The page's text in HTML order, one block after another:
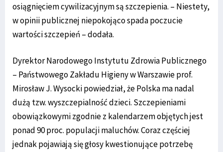
osiągnięciem cywilizacyjnym są szczepienia. – Niestety,
w opinii publicznej niepokojąco spada poczucie
wartości szczepień – dodała.
Dyrektor Narodowego Instytutu Zdrowia Publicznego
– Państwowego Zakładu Higieny w Warszawie prof.
Mirosław J. Wysocki powiedział, że Polska ma nadal
dużą tzw. wyszczepialność dzieci. Szczepieniami
obowiązkowymi zgodnie z kalendarzem objętych jest
ponad 90 proc. populacji maluchów. Coraz częściej
jednak pojawiają się głosy kwestionujące potrzebę